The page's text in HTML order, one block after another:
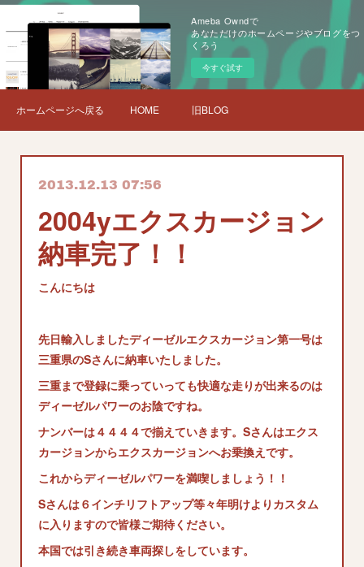
Ameba Owndで
あなただけのホームページやブログをつ
くろう
今すぐ試す
ホームページへ戻る HOME 旧BLOG
2013.12.13 07:56
2004yエクスカージョン
納車完了！！
こんにちは
先日輸入しましたディーゼルエクスカージョン第一号は
三重県のSさんに納車いたしました。
三重まで登録に乗っていっても快適な走りが出来るのは
ディーゼルパワーのお陰ですね。
ナンバーは４４４４で揃えていきます。Sさんはエクス
カージョンからエクスカージョンへお乗換えです。
これからディーゼルパワーを満喫しましょう！！
Sさんは６インチリフトアップ等々年明けよりカスタム
に入りますので皆様ご期待ください。
本国では引き続き車両探しをしています。